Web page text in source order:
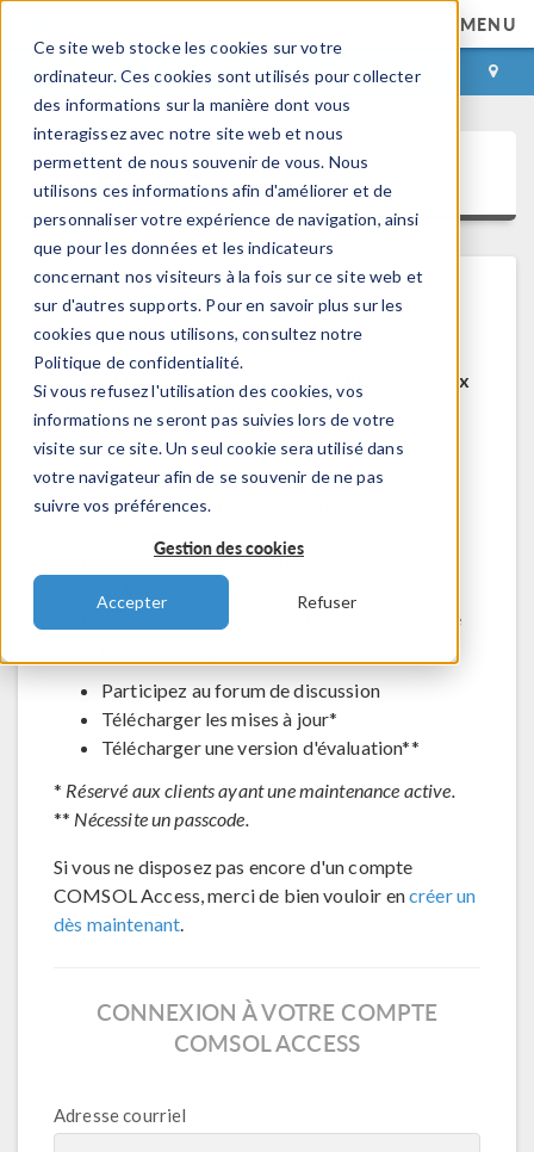
Ce site web stocke les cookies sur votre
ordinateur. Ces cookies sont utilisés pour collecter
des informations sur la manière dont vous
interagissez avec notre site web et nous
permettent de nous souvenir de vous. Nous
utilisons ces informations afin d'améliorer et de
personnaliser votre expérience de navigation, ainsi
que pour les données et les indicateurs
concernant nos visiteurs à la fois sur ce site web et
sur d'autres supports. Pour en savoir plus sur les
cookies que nous utilisons, consultez notre
Politique de confidentialité.
Si vous refusez l'utilisation des cookies, vos
informations ne seront pas suivies lors de votre
visite sur ce site. Un seul cookie sera utilisé dans
votre navigateur afin de se souvenir de ne pas
suivre vos préférences.
Gestion des cookies
Accepter Refuser
MENU
CONNEXION CONTACT
COMSOL Access
Bienvenue sur COMSOL Access
COMSOL Access est un service disponible aux
utilisateurs et contacts.
Bénéfices:
Modifier les informations de contact et de
Contacter le support technique
Voir les inscriptions aux évènements à venir
Accéder à COMSOL Exchange - partage de
Participez au forum de discussion
Télécharger les mises à jour*
Télécharger une version d'évaluation**
* Réservé aux clients ayant une maintenance active.
** Nécessite un passcode.
Si vous ne disposez pas encore d'un compte
COMSOL Access, merci de bien vouloir encréer un
dès maintenant.
CONNEXION À VOTRE COMPTE
COMSOL ACCESS
Adresse courriel